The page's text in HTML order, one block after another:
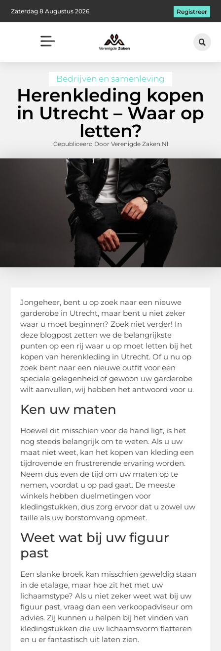
Zaterdag 8 Augustus 2026 Registreer
Bedrijven en samenleving
Herenkleding kopen
in Utrecht – Waar op
letten?
Gepubliceerd Door Verenigde Zaken.nl
Jongeheer, bent u op zoek naar een nieuwe
garderobe in Utrecht, maar bent u niet zeker
waar u moet beginnen? Zoek niet verder! In
deze blogpost zetten we de belangrijkste
punten op een rij waar u op moet letten bij het
kopen van herenkleding in Utrecht. Of u nu op
zoek bent naar een nieuwe outfit voor een
speciale gelegenheid of gewoon uw garderobe
wilt aanvullen, wij hebben het antwoord voor u.
Ken uw maten
Hoewel dit misschien voor de hand ligt, is het
nog steeds belangrijk om te weten. Als u uw
maat niet weet, kan het kopen van kleding een
tijdrovende en frustrerende ervaring worden.
Neem dus even de tijd om uw maten op te
nemen, voordat u op pad gaat. De meeste
winkels hebben duelmetingen voor
kledingstukken, dus zorg ervoor dat u zowel uw
taille als uw borstomvang opmeet.
Weet wat bij uw figuur
past
Een slanke broek kan misschien geweldig staan
in de etalage, maar hoe zit het met uw
lichaamstype? Als u niet zeker weet wat bij uw
figuur past, vraag dan een verkoopadviseur om
advies. Zij kunnen u helpen bij het vinden van
kledingstukken die uw lichaamsvorm flatteren
en u er fantastisch uit laten zien.